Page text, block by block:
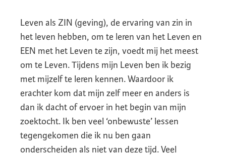
Leven als ZIN (geving), de ervaring van zin in
het leven hebben, om te leren van het Leven en
EEN met het Leven te zijn, voedt mij het meest
om te Leven. Tijdens mijn Leven ben ik bezig
met mijzelf te leren kennen. Waardoor ik
erachter kom dat mijn zelf meer en anders is
dan ik dacht of ervoer in het begin van mijn
zoektocht. Ik ben veel ‘onbewuste’ lessen
tegengekomen die ik nu ben gaan
onderscheiden als niet van deze tijd. Veel